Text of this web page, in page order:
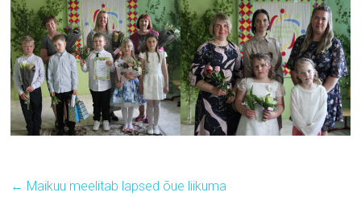
← Maikuu meelitab lapsed õue liikuma